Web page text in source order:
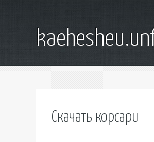
Скачать корсари